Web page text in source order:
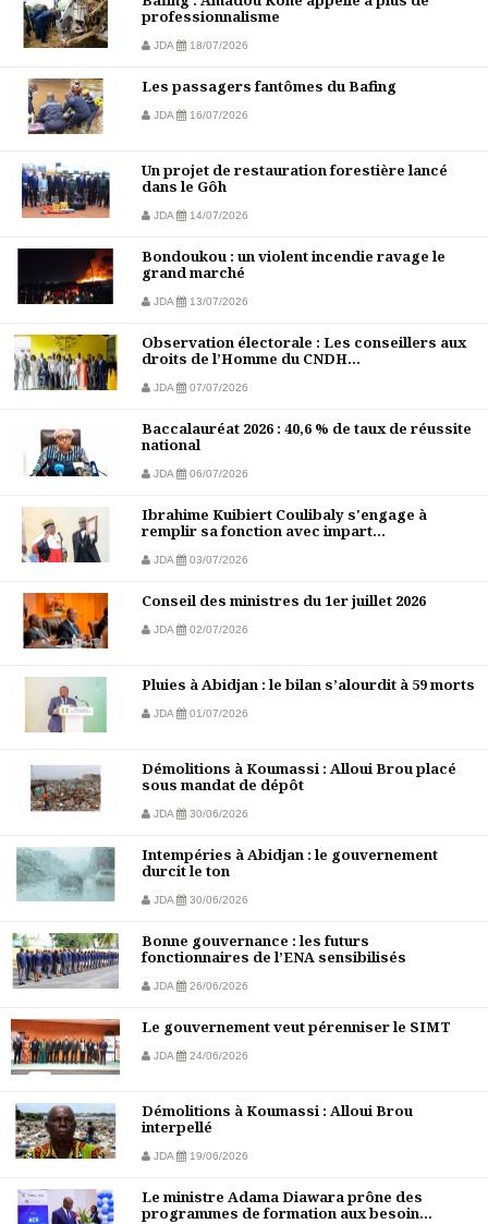
professionnalisme
JDA 18/07/2026
Les passagers fantômes du Bafing
JDA 16/07/2026
Un projet de restauration forestière lancé
dans le Gôh
JDA 14/07/2026
Bondoukou : un violent incendie ravage le
grand marché
JDA 13/07/2026
Observation électorale : Les conseillers aux
droits de l’Homme du CNDH...
JDA 07/07/2026
Baccalauréat 2026 : 40,6 % de taux de réussite
national
JDA 06/07/2026
Ibrahime Kuibiert Coulibaly s'engage à
remplir sa fonction avec impart...
JDA 03/07/2026
Conseil des ministres du 1er juillet 2026
JDA 02/07/2026
Pluies à Abidjan : le bilan s’alourdit à 59 morts
JDA 01/07/2026
Démolitions à Koumassi : Alloui Brou placé
sous mandat de dépôt
JDA 30/06/2026
Intempéries à Abidjan : le gouvernement
durcit le ton
JDA 30/06/2026
Bonne gouvernance : les futurs
fonctionnaires de l’ENA sensibilisés
JDA 26/06/2026
Le gouvernement veut pérenniser le SIMT
JDA 24/06/2026
Démolitions à Koumassi : Alloui Brou
interpellé
JDA 19/06/2026
Le ministre Adama Diawara prône des
programmes de formation aux besoin...